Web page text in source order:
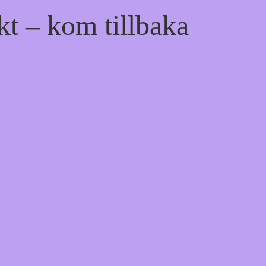
– kom tillbaka